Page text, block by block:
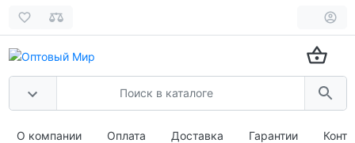
О компании Оплата Доставка Гарантии